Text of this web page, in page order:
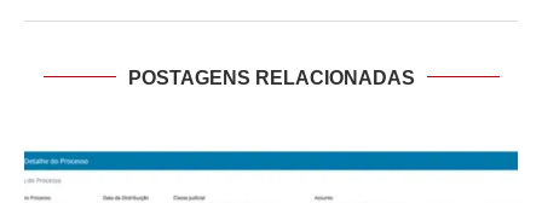
POSTAGENS RELACIONADAS